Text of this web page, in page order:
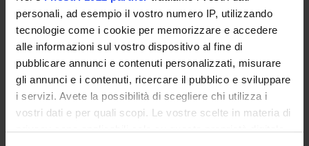
personali, ad esempio il vostro numero IP, utilizzando
tecnologie come i cookie per memorizzare e accedere
alle informazioni sul vostro dispositivo al fine di
pubblicare annunci e contenuti personalizzati, misurare
gli annunci e i contenuti, ricercare il pubblico e sviluppare
i servizi. Avete la possibilità di scegliere chi utilizza i
vostri dati e per quali scopi. Le vostre scelte in materia di
privacy sono applicabili solo su questa proprietà digitale
PHD PROGRAMMES AND POSTGRADUATE
TRAINING
Contacts
People
Places
Calendar